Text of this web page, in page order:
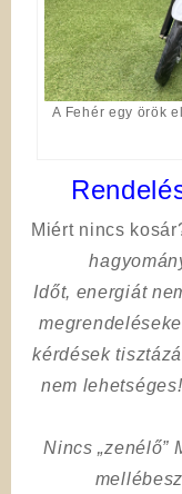
A Fehér egy örök
Miért nincs
Időt, energiát
kérdések
nem
Nincs „zenélő”